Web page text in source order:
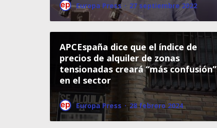
Europa Press · 27 septiembre 2022
APCEspaña dice que el índice de
precios de alquiler de zonas
tensionadas creará “más confusión”
en el sector
Europa Press · 28 febrero 2024